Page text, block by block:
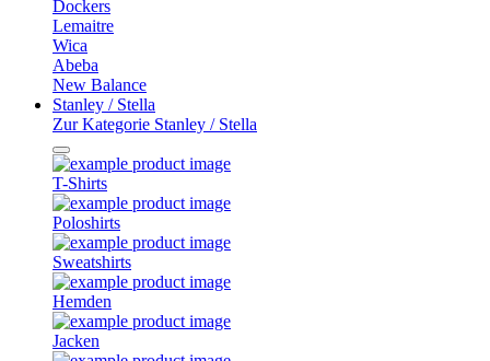
Dockers
Lemaitre
Wica
Abeba
New Balance
Stanley / Stella
Zur Kategorie Stanley / Stella
T-Shirts
Poloshirts
Sweatshirts
Hemden
Jacken